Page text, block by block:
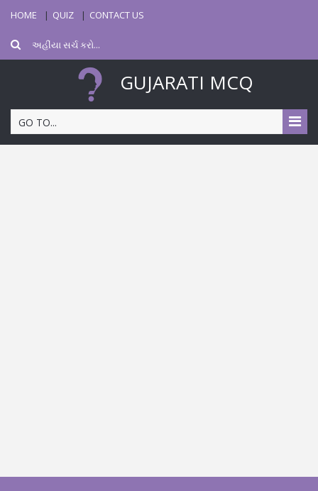
HOME QUIZ CONTACT US
GUJARATI MCQ
GO TO...